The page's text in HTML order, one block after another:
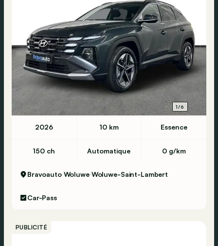
1/6
2026 10 km Essence
150 ch Automatique 0 g/km
Bravoauto Woluwe Woluwe-Saint-Lambert
Car-Pass
PUBLICITÉ